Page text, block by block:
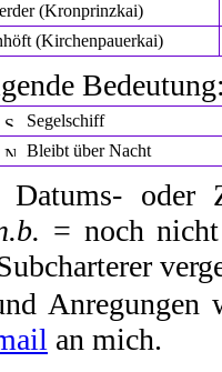
(Kronprinzkai)
(Kirchenpauerkai)
Segelschiff
Bleibt über Nacht
Datums- oder
= noch
Anregungen
an mich.